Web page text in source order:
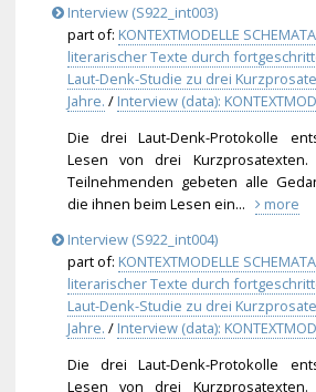
Interview (S922_int003)
part of: KONTEXTMODELLE
literarischer Texte durch
Laut-Denk-Studie zu drei
Jahre. / Interview (data):
Die drei Laut-Denk-Protokolle
Lesen von drei
Teilnehmenden gebeten alle
die ihnen beim Lesen ein...
more
Interview (S922_int004)
part of: KONTEXTMODELLE
literarischer Texte durch
Laut-Denk-Studie zu drei
Jahre. / Interview (data):
Die drei Laut-Denk-Protokolle
Lesen von drei